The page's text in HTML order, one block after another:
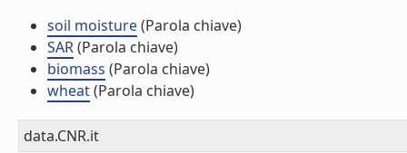
soil moisture(Parola chiave)
SAR(Parola chiave)
biomass (Parola chiave)
wheat(Parola chiave)
data.CNR.it